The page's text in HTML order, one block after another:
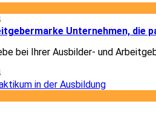
Unternehmen, die
bei Ihrer Ausbilder- und